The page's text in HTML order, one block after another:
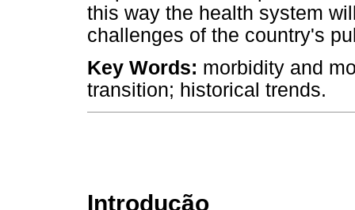
this way the health system
challenges of the country's
Key Words: morbidity and
transition; historical trends.
Introdução